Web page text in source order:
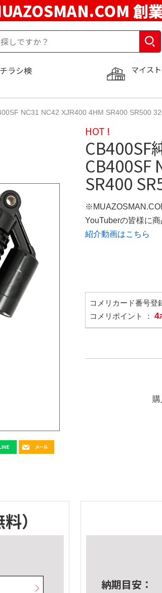
創
マイス
ラシ検
NC31 NC42 XJR400 4HM SR400 SR500
HOT !
CB400SF
CB400SF
SR400
YouTuberの皆様に
紹介動画はこちら
コメリカード番号登
コメリポイント ： 4
）
納期目安：